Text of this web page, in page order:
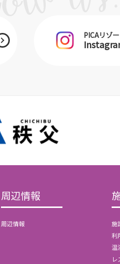
PICAリゾ
周辺情報
周辺情報
施
利
温
レ